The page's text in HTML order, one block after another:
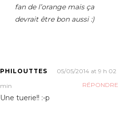
fan de l’orange mais ça
devrait être bon aussi :)
PHILOUTTES
05/05/2014 at 9 h 02
min
RÉPONDRE
Une tuerie!! :-p